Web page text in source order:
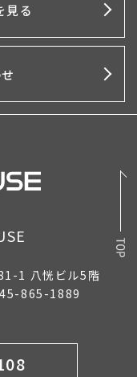
見る
1 八恍ビル5階
865-1889